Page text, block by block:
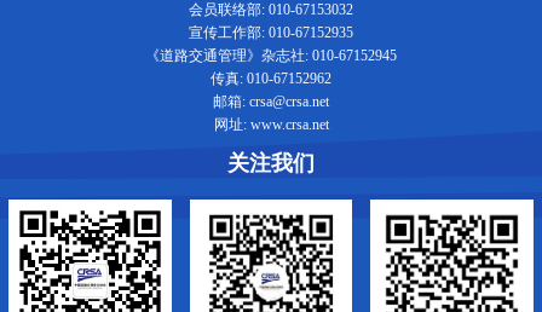
会员联络部: 010-67153032
宣传工作部: 010-67152935
《道路交通管理》杂志社: 010-67152945
传真: 010-67152962
邮箱: crsa@crsa.net
网址: www.crsa.net
关注我们